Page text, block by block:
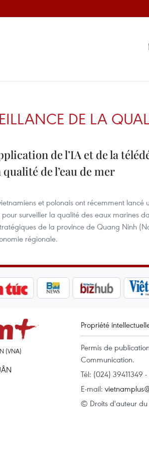
DE LA
de l’IA et de la
de l’eau de mer
et polonais ont récemment lancé
surveiller la qualité des eaux marines
de la province de Quang Ninh
régionale.
(VNA)
Propriété
Permis de
Communication.
Tél: (024) 39411349
E-mail:
© Droits d'auteur du